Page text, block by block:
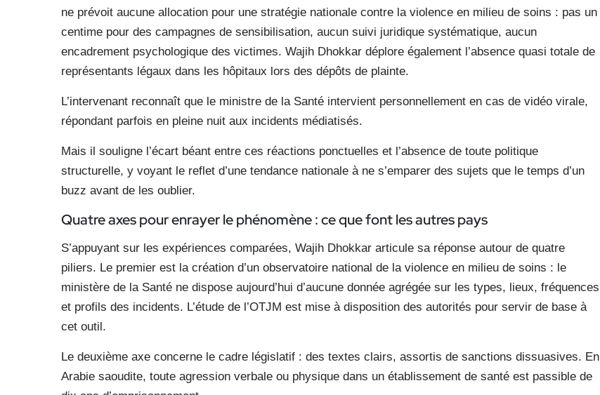
ne prévoit aucune allocation pour une stratégie nationale contre la violence en milieu de soins : pas un
centime pour des campagnes de sensibilisation, aucun suivi juridique systématique, aucun
encadrement psychologique des victimes. Wajih Dhokkar déplore également l’absence quasi totale de
représentants légaux dans les hôpitaux lors des dépôts de plainte.
L’intervenant reconnaît que le ministre de la Santé intervient personnellement en cas de vidéo virale,
répondant parfois en pleine nuit aux incidents médiatisés.
Mais il souligne l’écart béant entre ces réactions ponctuelles et l’absence de toute politique
structurelle, y voyant le reflet d’une tendance nationale à ne s’emparer des sujets que le temps d’un
buzz avant de les oublier.
Quatre axes pour enrayer le phénomène : ce que font les autres pays
S’appuyant sur les expériences comparées, Wajih Dhokkar articule sa réponse autour de quatre
piliers. Le premier est la création d’un observatoire national de la violence en milieu de soins : le
ministère de la Santé ne dispose aujourd’hui d’aucune donnée agrégée sur les types, lieux, fréquences
et profils des incidents. L’étude de l’OTJM est mise à disposition des autorités pour servir de base à
cet outil.
Le deuxième axe concerne le cadre législatif : des textes clairs, assortis de sanctions dissuasives. En
Arabie saoudite, toute agression verbale ou physique dans un établissement de santé est passible de